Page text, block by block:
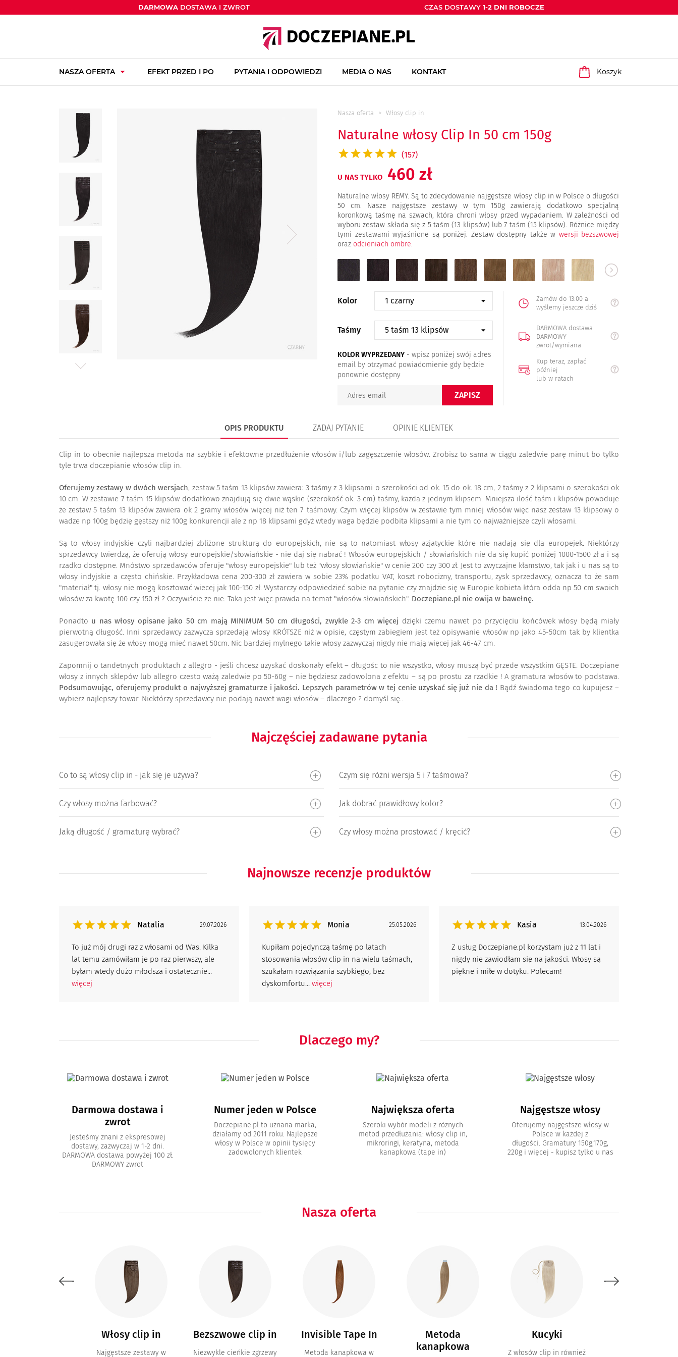
DARMOWA DOSTAWA I ZWROT CZAS DOSTAWY 1-2 DNI ROBOCZE
NASZA OFERTA arrow_drop_down EFEKT PRZED I PO PYTANIA I ODPOWIEDZI MEDIA O NAS KONTAKT Koszyk
Nasza oferta Włosy clip in
Naturalne włosy Clip In 50 cm 150g
(157)
U NAS TYLKO 460 zł
Naturalne włosy REMY. Są to zdecydowanie najgęstsze włosy clip in w Polsce o długości
50 cm. Nasze najgęstsze zestawy w tym 150g zawierają dodatkowo specjalną
koronkową taśmę na szwach, która chroni włosy przed wypadaniem. W zależności od
wyboru zestaw składa się z 5 taśm (13 klipsów) lub 7 taśm (15 klipsów). Różnice między
tymi zestawami wyjaśnione są poniżej. Zestaw dostępny także w wersji bezszwowej
oraz odcieniach ombre.
czarny
brąz
brąz
średni
brąz
6
naturalny
brąz
jasny
brąz
16
ciemny
blond
naturalny
blond
średni
blond
613
jasny
Kolor
Taśmy
KOLOR WYPRZEDANY - wpisz poniżej swój adres
email by otrzymać powiadomienie gdy będzie
ponownie dostępny
ZAPISZ
Zamów do 13:00 a
wyślemy jeszcze dziś
DARMOWA dostawa
DARMOWY
zwrot/wymiana
Kup teraz, zapłać
później
lub w ratach
OPIS PRODUKTU ZADAJ PYTANIE OPINIE KLIENTEK
Clip in to obecnie najlepsza metoda na szybkie i efektowne przedłużenie włosów i/lub zagęszczenie włosów. Zrobisz to sama w ciągu zaledwie parę minut bo tylko
tyle trwa doczepianie włosów clip in.
Oferujemy zestawy w dwóch wersjach, zestaw 5 taśm 13 klipsów zawiera: 3 taśmy z 3 klipsami o szerokości od ok. 15 do ok. 18 cm, 2 taśmy z 2 klipsami o szerokości ok
10 cm. W zestawie 7 taśm 15 klipsów dodatkowo znajdują się dwie wąskie (szerokość ok. 3 cm) taśmy, każda z jednym klipsem. Mniejsza ilość taśm i klipsów powoduje
że zestaw 5 taśm 13 klipsów zawiera ok 2 gramy włosów więcej niż ten 7 taśmowy. Czym więcej klipsów w zestawie tym mniej włosów więc nasz zestaw 13 klipsowy o
wadze np 100g będzię gęstszy niż 100g konkurencji ale z np 18 klipsami gdyż wtedy waga będzie podbita klipsami a nie tym co najważniejsze czyli włosami.
Są to włosy indyjskie czyli najbardziej zbliżone strukturą do europejskich, nie są to natomiast włosy azjatyckie które nie nadają się dla europejek. Niektórzy
sprzedawcy twierdzą, że oferują włosy europejskie/słowiańskie - nie daj się nabrać ! Włosów europejskich / słowiańskich nie da się kupić poniżej 1000-1500 zł a i są
rzadko dostępne. Mnóstwo sprzedawców oferuje "włosy europejskie" lub też "włosy słowiańskie" w cenie 200 czy 300 zł. Jest to zwyczajne kłamstwo, tak jak i u nas są to
włosy indyjskie a często chińskie. Przykładowa cena 200-300 zł zawiera w sobie 23% podatku VAT, koszt robocizny, transportu, zysk sprzedawcy, oznacza to że sam
"materiał" tj. włosy nie mogą kosztować wiecej jak 100-150 zł. Wystarczy odpowiedzieć sobie na pytanie czy znajdzie się w Europie kobieta która odda np 50 cm swoich
włosów za kwotę 100 czy 150 zł ? Oczywiście że nie. Taka jest więc prawda na temat "włosów słowiańskich". Doczepiane.pl nie owija w bawełnę.
Ponadto u nas włosy opisane jako 50 cm mają MINIMUM 50 cm długości, zwykle 2-3 cm więcej dzięki czemu nawet po przycięciu końcówek włosy będą miały
pierwotną długość. Inni sprzedawcy zazwycza sprzedają włosy KRÓTSZE niż w opisie, częstym zabiegiem jest też opisywanie włosów np jako 45-50cm tak by klientka
zasugerowała się że włosy mogą mieć nawet 50cm. Nic bardziej mylnego takie włosy zazwyczaj nigdy nie mają więcej jak 46-47 cm.
Zapomnij o tandetnych produktach z allegro - jeśli chcesz uzyskać doskonały efekt – długośc to nie wszystko, włosy muszą być przede wszystkim GĘSTE. Doczepiane
włosy z innych sklepów lub allegro czesto ważą zaledwie po 50-60g – nie będziesz zadowolona z efektu – są po prostu za rzadkie ! A gramatura włosów to podstawa.
Podsumowując, oferujemy produkt o najwyższej gramaturze i jakości. Lepszych parametrów w tej cenie uzyskać się już nie da ! Bądź świadoma tego co kupujesz –
wybierz najlepszy towar. Niektórzy sprzedawcy nie podają nawet wagi włosów – dlaczego ? domyśl się..
Najczęściej zadawane pytania
Co to są włosy clip in - jak się je używa? Czym się różni wersja 5 i 7 taśmowa?
Czy włosy można farbować? Jak dobrać prawidłowy kolor?
Jaką długość / gramaturę wybrać? Czy włosy można prostować / kręcić?
Najnowsze recenzje produktów
Natalia 29.07.2026
To już mój drugi raz z włosami od Was. Kilka
lat temu zamówiłam je po raz pierwszy, ale
byłam wtedy dużo młodsza i ostatecznie...
więcej
Monia 25.05.2026
Kupiłam pojedynczą taśmę po latach
stosowania włosów clip in na wielu taśmach,
szukałam rozwiązania szybkiego, bez
dyskomfortu... więcej
Kasia 13.04.2026
Z usług Doczepiane.pl korzystam już z 11 lat i
nigdy nie zawiodłam się na jakości. Włosy są
piękne i miłe w dotyku. Polecam!
Dlaczego my?
Darmowa dostawa i
zwrot
Jesteśmy znani z ekspresowej
dostawy, zazwyczaj w 1-2 dni.
DARMOWA dostawa powyżej 100 zł.
DARMOWY zwrot
Numer jeden w Polsce
Doczepiane.pl to uznana marka,
działamy od 2011 roku. Najlepsze
włosy w Polsce w opinii tysięcy
zadowolonych klientek
Największa oferta
Szeroki wybór modeli z różnych
metod przedłużania: włosy clip in,
mikroringi, keratyna, metoda
kanapkowa (tape in)
Najgęstsze włosy
Oferujemy najgęstsze włosy w
Polsce w każdej z
długości. Gramatury 150g,170g,
220g i więcej - kupisz tylko u nas
Nasza oferta
Włosy clip in
Najgęstsze zestawy w
Bezszwowe clip in
Niezwykle cieńkie zgrzewy
Invisible Tape In
Metoda kanapkowa w
Metoda
kanapkowa
Kucyki
Z włosów clip in również